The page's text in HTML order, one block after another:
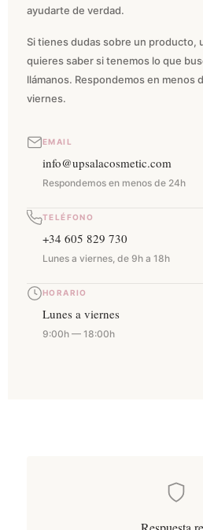
ayudarte de verdad.
Si tienes dudas sobre un producto,
quieres saber si tenemos lo que
llámanos. Respondemos en menos
viernes.
EMAIL
info@upsalacosmetic.com
Respondemos en menos de 24h
TELÉFONO
+34 605 829 730
Lunes a viernes, de 9h a 18h
HORARIO
Lunes a viernes
9:00h — 18:00h